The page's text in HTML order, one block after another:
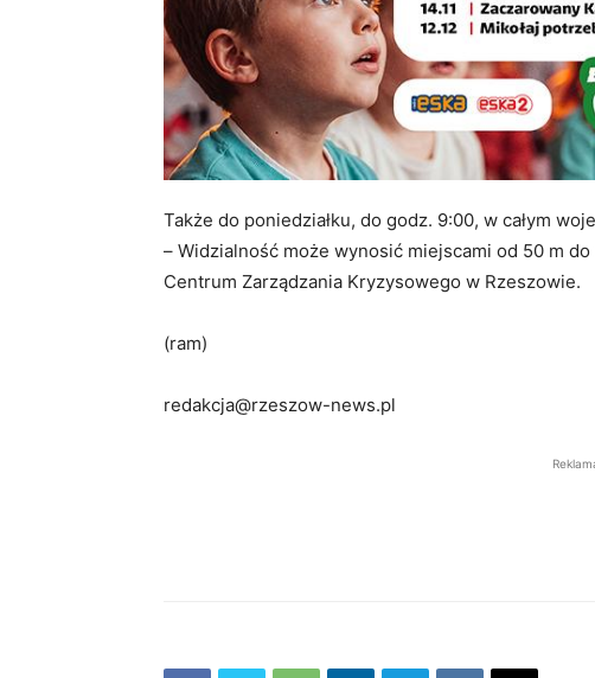
Także do poniedziałku, do godz. 9:00, w całym
– Widzialność może wynosić miejscami od 50 m do
Centrum Zarządzania Kryzysowego w Rzeszowie.
(ram)
redakcja@rzeszow-news.pl